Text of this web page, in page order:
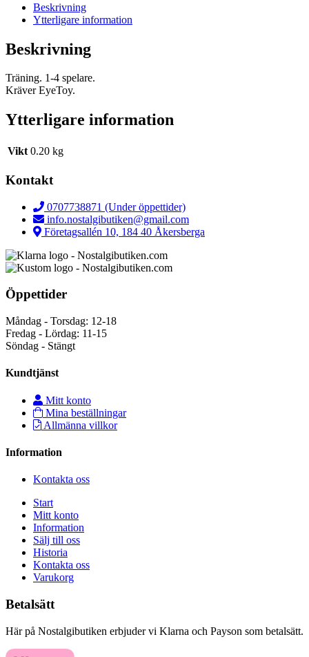
Beskrivning
Ytterligare information
Beskrivning
Träning. 1-4 spelare.
Kräver EyeToy.
Ytterligare information
Vikt 0.20 kg
Kontakt
0707738871 (Under öppettider)
info.nostalgibutiken@gmail.com
Företagsallén 10, 184 40 Åkersberga
Öppettider
Måndag - Torsdag: 12-18
Fredag - Lördag: 11-15
Söndag - Stängt
Kundtjänst
Mitt konto
Mina beställningar
Allmänna villkor
Information
Kontakta oss
Start
Mitt konto
Information
Sälj till oss
Historia
Kontakta oss
Varukorg
Betalsätt
Här på Nostalgibutiken erbjuder vi Klarna och Payson som betalsätt.